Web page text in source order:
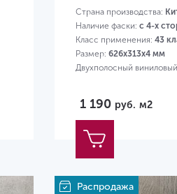
Страна производства:
Наличие фаски: с 4-х
Класс применения: 43
Размер: 626х313х4 мм
Двухполосный
1 190 руб. м2
Распродажа